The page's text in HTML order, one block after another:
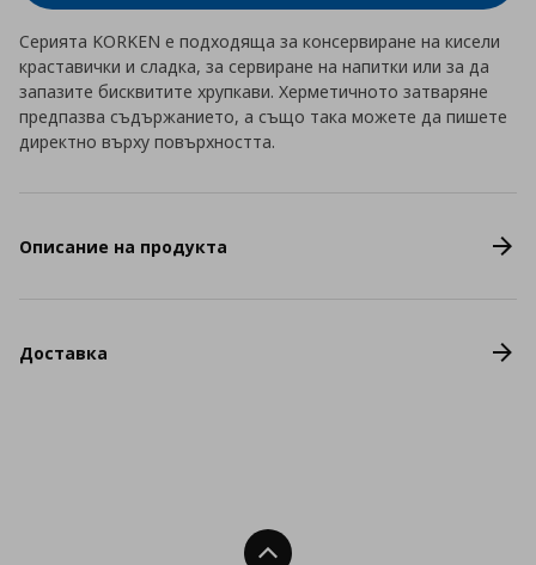
Серията KORKEN е подходяща за консервиране на кисели
краставички и сладка, за сервиране на напитки или за да
запазите бисквитите хрупкави. Херметичното затваряне
предпазва съдържанието, а също така можете да пишете
директно върху повърхността.
Описание на продукта
Доставка
Нагоре